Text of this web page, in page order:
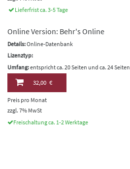
Lieferfrist ca. 3-5 Tage
Online Version: Behr's Online
Details:Online-Datenbank
Lizenztyp:
Umfang:entspricht ca. 20 Seiten und ca. 24 Seiten
32,00 €
Preis pro Monat
zzgl. 7% MwSt
Freischaltung ca. 1-2 Werktage